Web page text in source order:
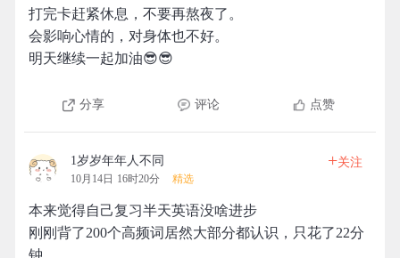
打完卡赶紧休息，不要再熬夜了。
会影响心情的，对身体也不好。
明天继续一起加油😎😎
分享 评论 点赞
1岁岁年年人不同
10月14日 16时20分 精选
+关注
本来觉得自己复习半天英语没啥进步
刚刚背了200个高频词居然大部分都认识，只花了22分
钟